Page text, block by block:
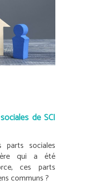
de SCI
parts sociales
qui a été
ces parts
communs ?